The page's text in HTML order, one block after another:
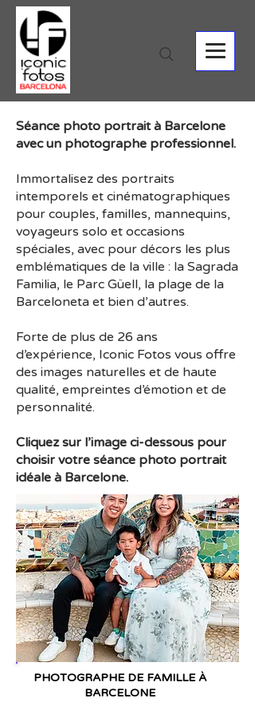
Séance photo portrait à Barcelone
avec un photographe professionnel.
Immortalisez des portraits
intemporels et cinématographiques
pour couples, familles, mannequins,
voyageurs solo et occasions
spéciales, avec pour décors les plus
emblématiques de la ville : la Sagrada
Familia, le Parc Güell, la plage de la
Barceloneta et bien d’autres.
Forte de plus de 26 ans
d’expérience, Iconic Fotos vous offre
des images naturelles et de haute
qualité, empreintes d’émotion et de
personnalité.
Cliquez sur l’image ci-dessous pour
choisir votre séance photo portrait
idéale à Barcelone.
PHOTOGRAPHE DE FAMILLE À
BARCELONE